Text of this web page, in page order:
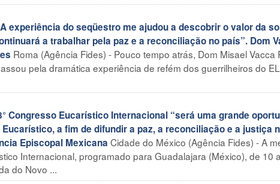
experiência do seqüestro me ajudou a descobrir o valor da
a trabalhar pela paz e a reconciliação no país”. Dom
Roma (Agência Fides) - Pouco tempo atrás, Dom Misael Vacca
pela dramática experiência de refém dos guerrilheiros do
Congresso Eucarístico Internacional “será uma grande
a fim de difundir a paz, a reconciliação e a justiça
Episcopal Mexicana Cidade do México (Agência Fides) - A
Internacional, programado para Guadalajara (México), de 10
do Novo ...